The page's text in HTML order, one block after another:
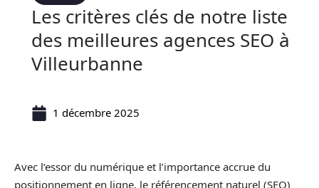
Les critères clés de notre liste
des meilleures agences SEO à
Villeurbanne
1 décembre 2025
Avec l’essor du numérique et l’importance accrue du
positionnement en ligne, le référencement naturel (SEO)